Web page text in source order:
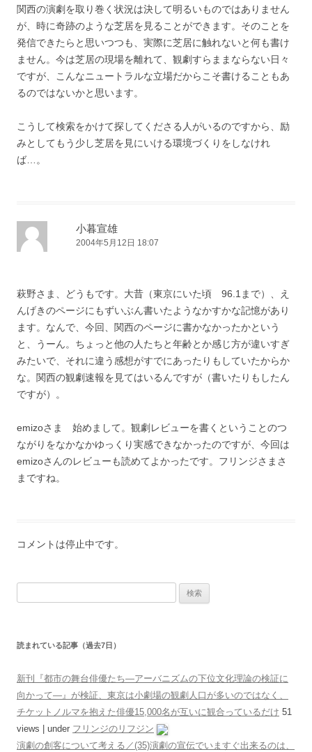
関西の演劇を取り巻く状況は決して明るいものではありません
が、時に奇跡のような芝居を見ることができます。そのことを
発信できたらと思いつつも、実際に芝居に触れないと何も書け
ません。今は芝居の現場を離れて、観劇すらままならない日々
ですが、こんなニュートラルな立場だからこそ書けることもあ
るのではないかと思います。
こうして検索をかけて探してくださる人がいるのですから、励
みとしてもう少し芝居を見にいける環境づくりをしなけれ
ば…。
小暮宣雄
2004年5月12日 18:07
萩野さま、どうもです。大昔（東京にいた頃 96.1まで）、え
んげきのページにもずいぶん書いたようなかすかな記憶があり
ます。なんで、今回、関西のページに書かなかったかという
と、うーん。ちょっと他の人たちと年齢とか感じ方が違いすぎ
みたいで、それに違う感想がすでにあったりもしていたからか
な。関西の観劇速報を見てはいるんですが（書いたりもしたん
ですが）。
emizoさま 始めまして。観劇レビューを書くということのつ
ながりをなかなかゆっくり実感できなかったのですが、今回は
emizoさんのレビューも読めてよかったです。フリンジさまさ
まですね。
コメントは停止中です。
読まれている記事（過去7日）
新刊『都市の舞台俳優たち―アーバニズムの下位文化理論の検証に
向かって―』が検証、東京は小劇場の観劇人口が多いのではなく、
チケットノルマを抱えた俳優15,000名が互いに観合っているだけ 51
views
under フリンジのリフジン
演劇の創客について考える／(35)演劇の宣伝でいますぐ出来るのは、